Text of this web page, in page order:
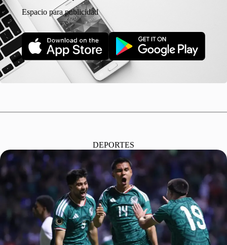
Espacio para publicidad
DEPORTES